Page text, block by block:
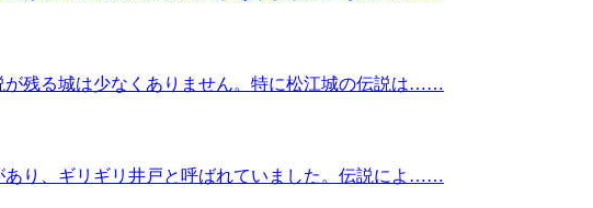
が残る城は少なくありません。特に松江城の伝説は……
り、ギリギリ井戸と呼ばれていました。伝説によ……